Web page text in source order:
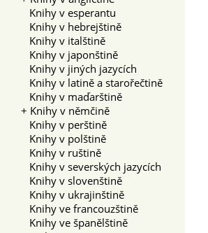
Knihy v esperantu
Knihy v hebrejštině
Knihy v italštině
Knihy v japonštině
Knihy v jiných jazycích
Knihy v latině a starořečtině
Knihy v maďarštině
+ Knihy v němčině
Knihy v perštině
Knihy v polštině
Knihy v ruštině
Knihy v severských jazycích
Knihy v slovenštině
Knihy v ukrajinštině
Knihy ve francouzštině
Knihy ve španělštině